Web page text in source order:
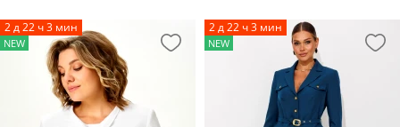
2 д 22 ч 3 мин
NEW
2 д 22 ч 3 мин
NEW